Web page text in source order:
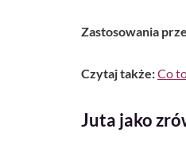
Zastosowania
Czytaj także:Co
Juta jako